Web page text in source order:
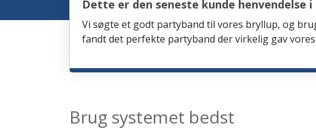
Dette er den seneste kunde henvendelse
Vi søgte et godt partyband til vores bryllup, og
fandt det perfekte partyband der virkelig gav
Brug systemet bedst